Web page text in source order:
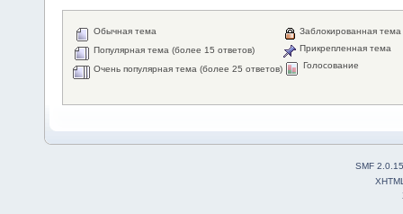
Обычная тема
Популярная тема (более 15 ответов)
Очень популярная тема (более 25 ответов)
Заблокированная тема
Прикрепленная тема
Голосование
SMF 2.0.15